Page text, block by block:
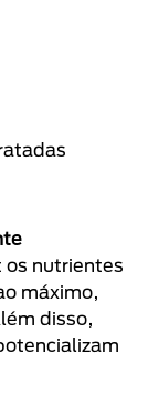
os nutrientes
máximo,
disso,